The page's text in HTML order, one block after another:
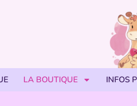
LA BOUTIQUE INFOS